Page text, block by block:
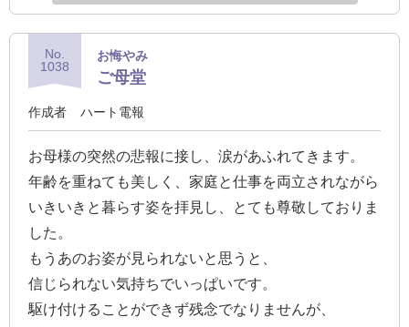
る
電
報-
集
法
No.
1038
お悔やみ
ご母堂
作成者 ハート電報
お母様の突然の悲報に接し、涙があふれてきます。
年齢を重ねても美しく、家庭と仕事を両立されながら
いきいきと暮らす姿を拝見し、とても尊敬しておりま
した。
もうあのお姿が見られないと思うと、
信じられない気持ちでいっぱいです。
駆け付けることができず残念でなりませんが、